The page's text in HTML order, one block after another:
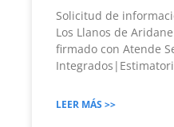
Solicitud de
Los Llanos de
firmado con Atende
LEER MÁS >>